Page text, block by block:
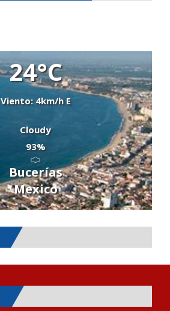
24°C
Viento: 4km/h E
Cloudy
93%
Bucerías
Mexico